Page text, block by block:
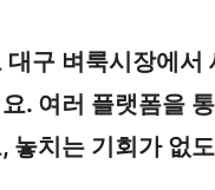
대구 벼룩시장에서
. 여러 플랫폼을
놓치는 기회가 없